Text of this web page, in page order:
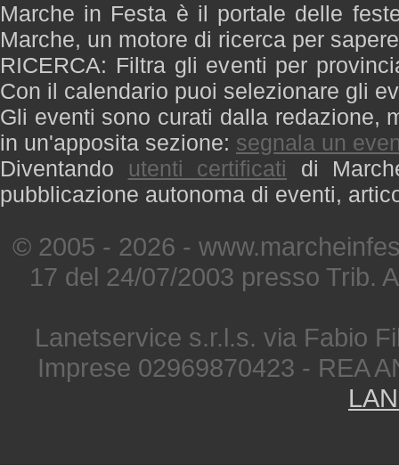
Marche in Festa è il portale delle
Marche, un motore di ricerca per
RICERCA: Filtra gli eventi per
Con il calendario puoi selezionare gli
Gli eventi sono curati dalla redazione,
in un'apposita sezione: segnala un
Diventando utenti certificati di
pubblicazione autonoma di eventi,
© 2005 - 2026 -
17 del 24/07/2003 presso Trib.
Lanetservice s.r.l.s. via Fabio
Imprese 02969870423 - REA